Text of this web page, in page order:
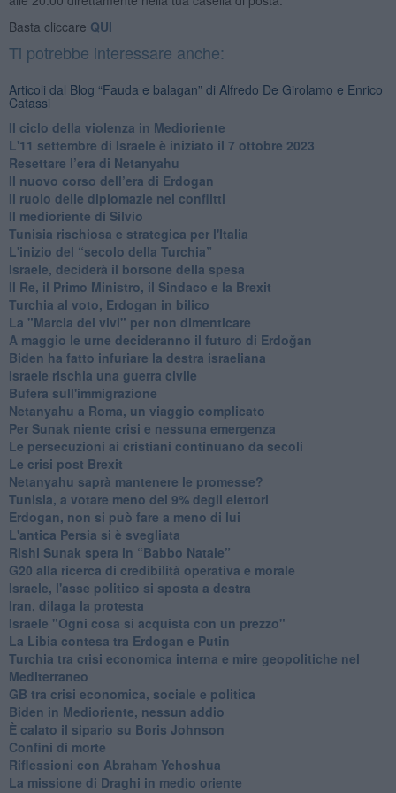
Basta cliccare QUI
Ti potrebbe interessare anche:
Articoli dal Blog “Fauda e balagan” di Alfredo De Girolamo e Enrico
Catassi
Il ciclo della violenza in Medioriente
L'11 settembre di Israele è iniziato il 7 ottobre 2023
Resettare l’era di Netanyahu
​Il nuovo corso dell’era di Erdogan
Il ruolo delle diplomazie nei conflitti
Il medioriente di Silvio
Tunisia rischiosa e strategica per l'Italia
L'inizio del “secolo della Turchia”
Israele, deciderà il borsone della spesa
Il Re, il Primo Ministro, il Sindaco e la Brexit
Turchia al voto, Erdogan in bilico
La "Marcia dei vivi" per non dimenticare
A maggio le urne decideranno il futuro di Erdoğan
Biden ha fatto infuriare la destra israeliana
Israele rischia una guerra civile
Bufera sull'immigrazione
Netanyahu a Roma, un viaggio complicato
Per Sunak niente crisi e nessuna emergenza
Le persecuzioni ai cristiani continuano da secoli
Le crisi post Brexit
Netanyahu saprà mantenere le promesse?
Tunisia, a votare meno del 9% degli elettori
Erdogan, non si può fare a meno di lui
L'antica Persia si è svegliata
Rishi Sunak spera in “Babbo Natale”
G20 alla ricerca di credibilità operativa e morale
Israele, l'asse politico si sposta a destra
Iran, dilaga la protesta
Israele "Ogni cosa si acquista con un prezzo"
La Libia contesa tra Erdogan e Putin
Turchia tra crisi economica interna e mire geopolitiche nel
Mediterraneo
GB tra crisi economica, sociale e politica
Biden in Medioriente, nessun addio
È calato il sipario su Boris Johnson
Confini di morte
Riflessioni con Abraham Yehoshua
La missione di Draghi in medio oriente